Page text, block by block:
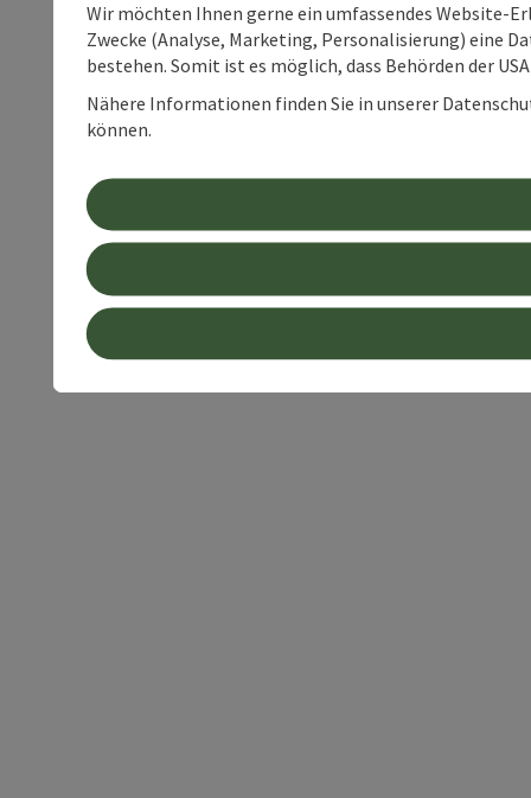
Wir möchten Ihnen gerne ein umfassendes Website-
Zwecke (Analyse, Marketing, Personalisierung) eine
bestehen. Somit ist es möglich, dass Behörden der
Nähere Informationen finden Sie in unserer
können.